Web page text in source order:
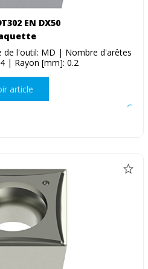
EN DX50
de l'outil: MD | Nombre d'arêtes
| Rayon [mm]: 0.2
article